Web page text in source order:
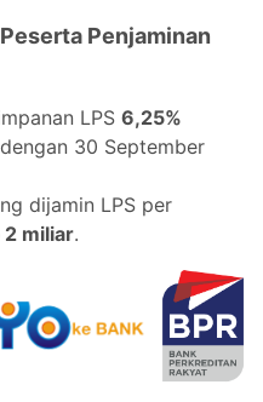
Penjaminan
LPS 6,25%
30 September
dijamin LPS per
2 miliar.